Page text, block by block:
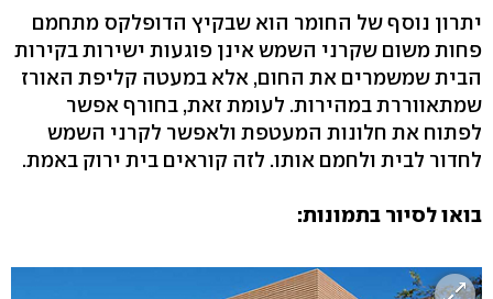
יתרון נוסף של החומר הוא שבקיץ הדופלקס מתחמם
פחות משום שקרני השמש אינן פוגעות ישירות בקירות
הבית שמשמרים את החום, אלא במעטה קליפת האורז
שמתאווררת במהירות. לעומת זאת, בחורף אפשר
לפתוח את חלונות המעטפת ולאפשר לקרני השמש
לחדור לבית ולחמם אותו. לזה קוראים בית ירוק באמת.
בואו לסיור בתמונות: